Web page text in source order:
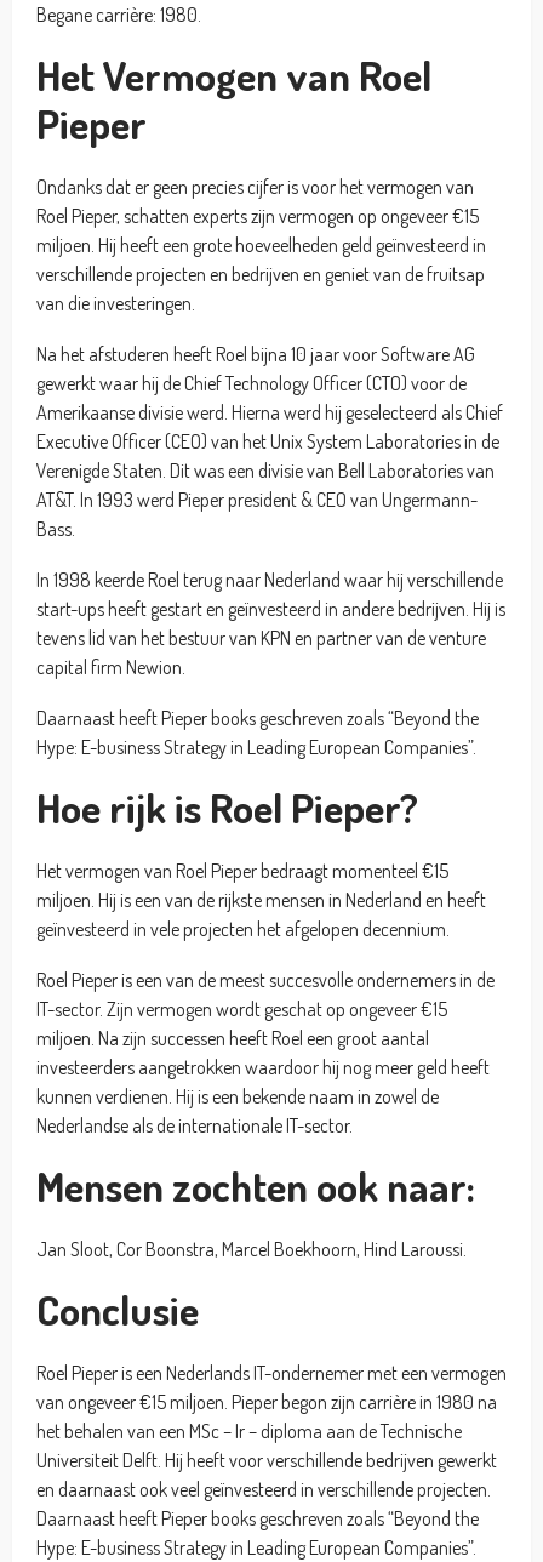
Begane carrière: 1980.
Het Vermogen van Roel
Pieper
Ondanks dat er geen precies cijfer is voor het vermogen van
Roel Pieper, schatten experts zijn vermogen op ongeveer €15
miljoen. Hij heeft een grote hoeveelheden geld geïnvesteerd in
verschillende projecten en bedrijven en geniet van de fruitsap
van die investeringen.
Na het afstuderen heeft Roel bijna 10 jaar voor Software AG
gewerkt waar hij de Chief Technology Officer (CTO) voor de
Amerikaanse divisie werd. Hierna werd hij geselecteerd als Chief
Executive Officer (CEO) van het Unix System Laboratories in de
Verenigde Staten. Dit was een divisie van Bell Laboratories van
AT&T. In 1993 werd Pieper president & CEO van Ungermann-
Bass.
In 1998 keerde Roel terug naar Nederland waar hij verschillende
start-ups heeft gestart en geïnvesteerd in andere bedrijven. Hij is
tevens lid van het bestuur van KPN en partner van de venture
capital firm Newion.
Daarnaast heeft Pieper books geschreven zoals “Beyond the
Hype: E-business Strategy in Leading European Companies”.
Hoe rijk is Roel Pieper?
Het vermogen van Roel Pieper bedraagt momenteel €15
miljoen. Hij is een van de rijkste mensen in Nederland en heeft
geïnvesteerd in vele projecten het afgelopen decennium.
Roel Pieper is een van de meest succesvolle ondernemers in de
IT-sector. Zijn vermogen wordt geschat op ongeveer €15
miljoen. Na zijn successen heeft Roel een groot aantal
investeerders aangetrokken waardoor hij nog meer geld heeft
kunnen verdienen. Hij is een bekende naam in zowel de
Nederlandse als de internationale IT-sector.
Mensen zochten ook naar:
Jan Sloot, Cor Boonstra, Marcel Boekhoorn, Hind Laroussi.
Conclusie
Roel Pieper is een Nederlands IT-ondernemer met een vermogen
van ongeveer €15 miljoen. Pieper begon zijn carrière in 1980 na
het behalen van een MSc – Ir – diploma aan de Technische
Universiteit Delft. Hij heeft voor verschillende bedrijven gewerkt
en daarnaast ook veel geïnvesteerd in verschillende projecten.
Daarnaast heeft Pieper books geschreven zoals “Beyond the
Hype: E-business Strategy in Leading European Companies”.